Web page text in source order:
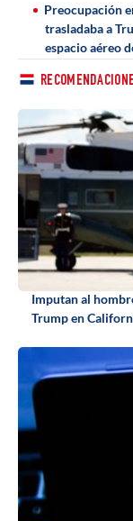
Preocupación
trasladaba a
espacio aéreo
Imputan al
Trump en